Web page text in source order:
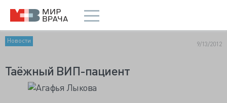
Новости 9/13/2012
Таёжный ВИП-пациент